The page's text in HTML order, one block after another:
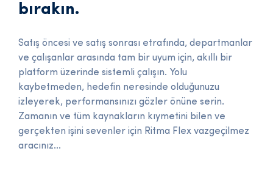
bırakın.
Satış öncesi ve satış sonrası etrafında, departmanlar
ve çalışanlar arasında tam bir uyum için, akıllı bir
platform üzerinde sistemli çalışın. Yolu
kaybetmeden, hedefin neresinde olduğunuzu
izleyerek, performansınızı gözler önüne serin.
Zamanın ve tüm kaynakların kıymetini bilen ve
gerçekten işini sevenler için Ritma Flex vazgeçilmez
aracınız...